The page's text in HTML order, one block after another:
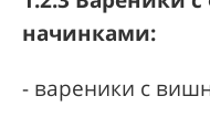
начинками:
- вареники с